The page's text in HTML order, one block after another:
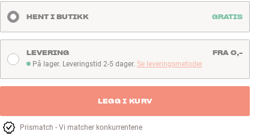
Bygg med lydHENT I BUTIKK GRATIS
På lager. Leveringstid 2-5 dager
På lager. Leveringstid 2-5 dager. Se leveringsmetoder
LEVERING FRA 0,-
LEGG I KURV
Prismatch - Vi matcher konkurrentene